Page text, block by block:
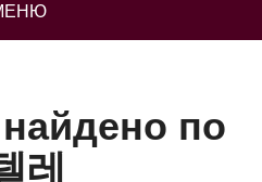
по
레